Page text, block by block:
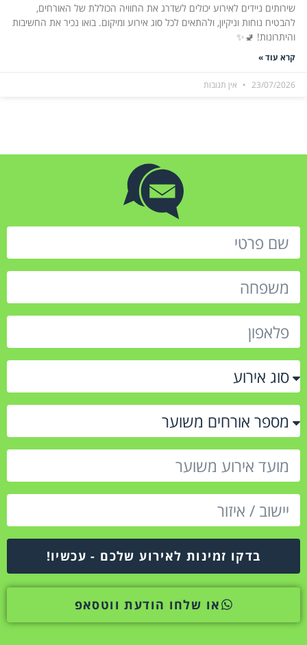
שירותים ניידים לאירוע יכולים לשדרג את החוויה הכוללת של האורחים,
להבטיח נוחות וניקיון, ולהתאים לכל סוג אירוע ומיקום. בואו נכיר את החשיבות
והיתרונות! 🚽✨
קרא עוד »
23/07/2026 אין תגובות
בדקו זמינות לאירוע שלכם - עכשיו!
או שלחו הודעת ווטסאפ